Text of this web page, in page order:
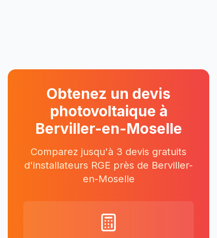
Obtenez un devis
photovoltaique à
Berviller-en-Moselle
Comparez jusqu'à 3 devis gratuits
d'installateurs RGE près de Berviller-
en-Moselle